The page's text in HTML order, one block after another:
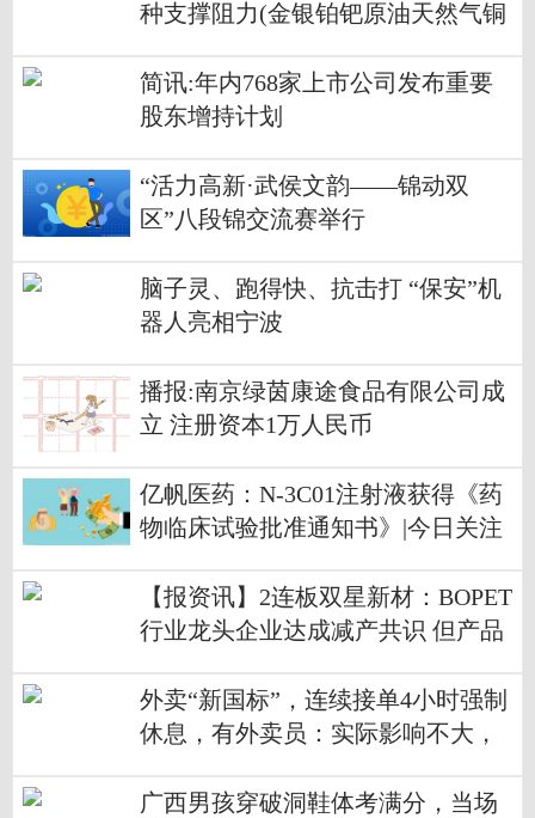
种支撑阻力(金银铂钯原油天然气铜
简讯:年内768家上市公司发布重要
股东增持计划
“活力高新·武侯文韵——锦动双
区”八段锦交流赛举行
脑子灵、跑得快、抗击打 “保安”机
器人亮相宁波
播报:南京绿茵康途食品有限公司成
立 注册资本1万人民币
亿帆医药：N-3C01注射液获得《药
物临床试验批准通知书》|今日关注
【报资讯】2连板双星新材：BOPET
行业龙头企业达成减产共识 但产品
外卖“新国标”，连续接单4小时强制
休息，有外卖员：实际影响不大，
广西男孩穿破洞鞋体考满分，当场